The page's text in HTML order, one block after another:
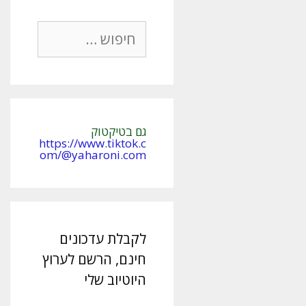
חיפוש:
גם בטיקטוק
https://www.tiktok.c
om/@yaharoni.com
לקבלת עדכונים
חינם, הרשם לערוץ
היוטיוב שלי